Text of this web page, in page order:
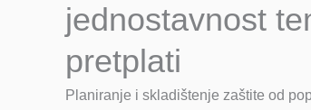
jednostavnost
pretplati
Planiranje i skladištenje zaštite od